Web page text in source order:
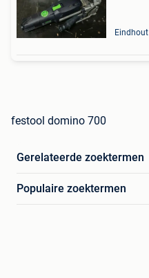
Eindhout
festool domino 700
Gerelateerde zoektermen
Populaire zoektermen